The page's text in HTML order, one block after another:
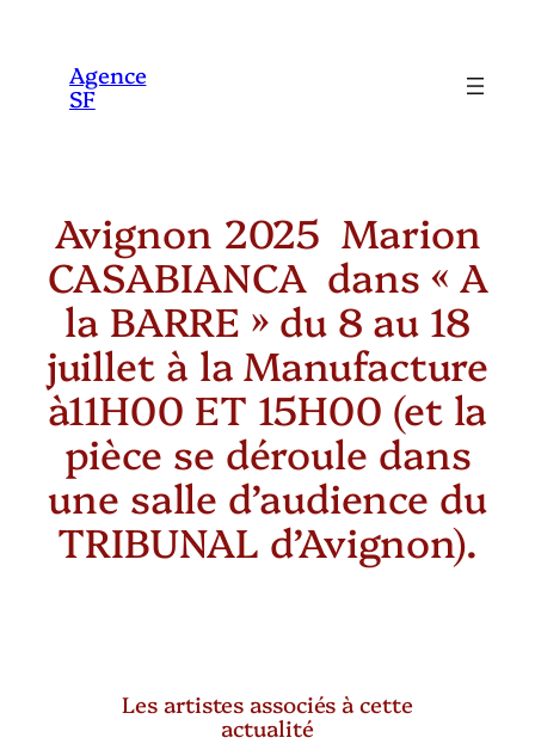
contenu
Agence
SF
Avignon 2025 Marion
CASABIANCA dans « A
la BARRE » du 8 au 18
juillet à la Manufacture
à11H00 ET 15H00 (et la
pièce se déroule dans
une salle d’audience du
TRIBUNAL d’Avignon).
Les artistes associés à cette
actualité